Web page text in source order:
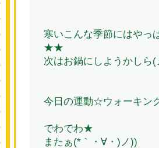
寒いこんな季節にはやっ
★★
次はお鍋にしようかしら(
今日の運動☆ウォーキン
でわでわ★
またぁ(*｀・∀・)ノ))